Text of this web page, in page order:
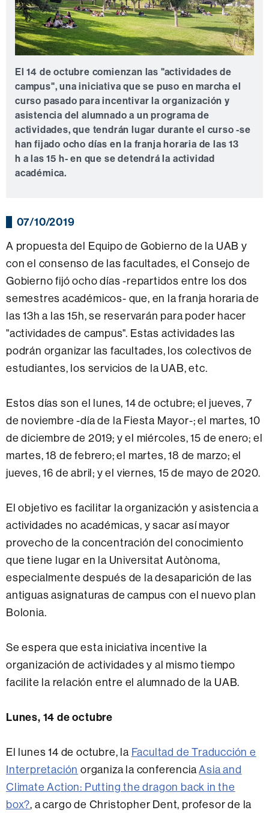
El 14 de octubre comienzan las "actividades de
campus", una iniciativa que se puso en marcha el
curso pasado para incentivar la organización y
asistencia del alumnado a un programa de
actividades, que tendrán lugar durante el curso -se
han fijado ocho días en la franja horaria de las 13
h a las 15 h- en que se detendrá la actividad
académica.
07/10/2019
A propuesta del Equipo de Gobierno de la UAB y
con el consenso de las facultades, el Consejo de
Gobierno fijó ocho días -repartidos entre los dos
semestres académicos- que, en la franja horaria de
las 13h a las 15h, se reservarán para poder hacer
"actividades de campus". Estas actividades las
podrán organizar las facultades, los colectivos de
estudiantes, los servicios de la UAB, etc.
Estos días son el lunes, 14 de octubre; el jueves, 7
de noviembre -día de la Fiesta Mayor-; el martes, 10
de diciembre de 2019; y el miércoles, 15 de enero; el
martes, 18 de febrero; el martes, 18 de marzo; el
jueves, 16 de abril; y el viernes, 15 de mayo de 2020.
El objetivo es facilitar la organización y asistencia a
actividades no académicas, y sacar así mayor
provecho de la concentración del conocimiento
que tiene lugar en la Universitat Autònoma,
especialmente después de la desaparición de las
antiguas asignaturas de campus con el nuevo plan
Bolonia.
Se espera que esta iniciativa incentive la
organización de actividades y al mismo tiempo
facilite la relación entre el alumnado de la UAB.
Lunes, 14 de octubre
El lunes 14 de octubre, la Facultad de Traducción e
Interpretación organiza la conferenciaAsia and
Climate Action: Putting the dragon back in the
box?, a cargo de Christopher Dent, profesor de la